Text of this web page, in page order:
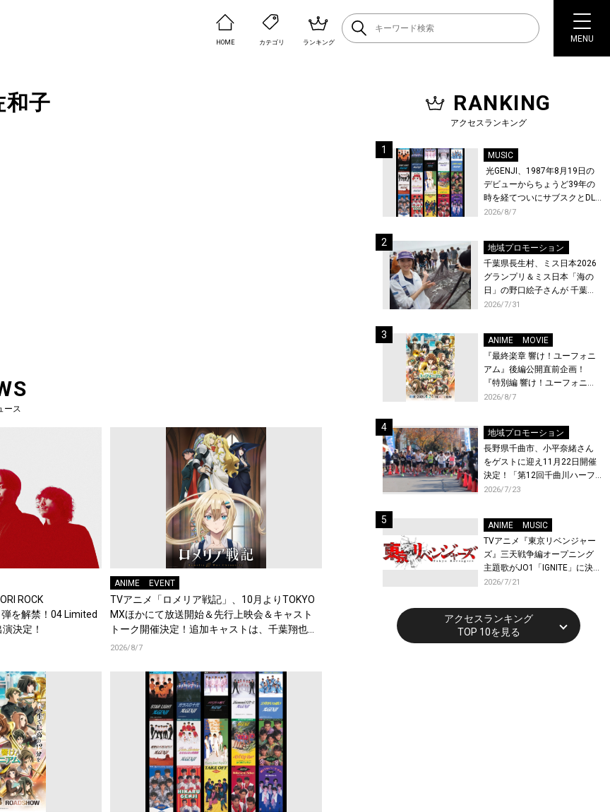
HOME カテゴリ ランキング MENU
和子
ース
ROCK
弾を解禁！04 Limited
決定！
ANIME EVENT
TVアニメ「ロメリア戦記」、10月よりTOKYO
MXほかにて放送開始＆先行上映会＆キャスト
トーク開催決定！追加キャストは、千葉翔也、
梶原岳人、堀江瞬、綿貫竜之介！PV第1弾公
2026/8/7
RANKING
アクセスランキング
MUSIC
光GENJI、1987年8月19日の
デビューからちょうど39年の
時を経てついにサブスクとDL
配信が解禁！
2026/8/7
地域プロモーション
千葉県長生村、ミス日本2026
グランプリ＆ミス日本「海の
日」の野口絵子さんが 千葉県
唯一の村・長生村で地引網を
2026/7/31
ANIME
MOVIE
『最終楽章 響け！ユーフォニ
アム』後編公開直前企画！
『特別編 響け！ユーフォニア
ム〜アンサンブルコンテス
映が決定！
2026/8/7
地域プロモーション
長野県千曲市、小平奈緒さん
をゲストに迎え11月22日開催
決定！「第12回千曲川ハーフ
マラソン」エントリー受付開
2026/7/23
ANIME
MUSIC
TVアニメ『東京リベンジャー
ズ』三天戦争編オープニング
主題歌がJO1「IGNITE」に決
定！メンバー全員から喜びと
トが到着！9月に東京・大阪で
先行上映会を開催！
2026/7/21
アクセスランキング
TOP 10を見る